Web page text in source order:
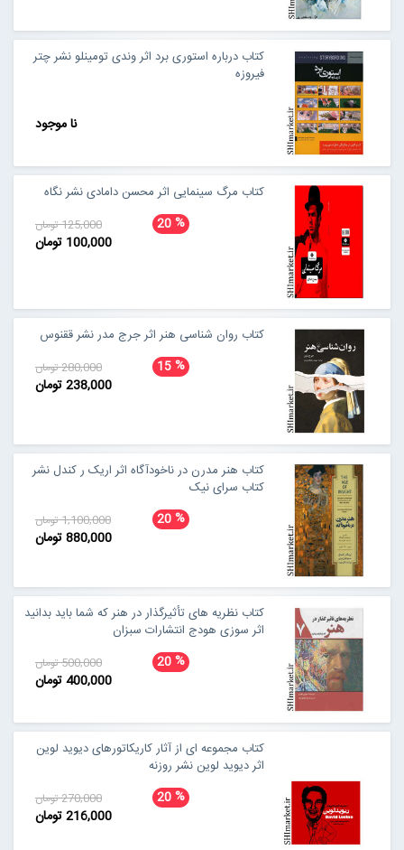
کتاب درباره استوری برد اثر وندی تومینلو نشر چتر
فیروزه
نا موجود
کتاب مرگ سینمایی اثر محسن دامادی نشر نگاه
20% 125,000 تومان
100,000 تومان
کتاب روان شناسی هنر اثر جرج مدر نشر ققنوس
15% 280,000 تومان
238,000 تومان
کتاب هنر مدرن در ناخودآگاه اثر اریک ر کندل نشر
کتاب سرای نیک
20% 1,100,000 تومان
880,000 تومان
کتاب نظریه های تأثیرگذار در هنر که شما باید بدانید
اثر سوزی هودج انتشارات سبزان
20% 500,000 تومان
400,000 تومان
کتاب مجموعه ای از آثار کاریکاتورهای دیوید لوین
اثر دیوید لوین نشر روزنه
20% 270,000 تومان
216,000 تومان